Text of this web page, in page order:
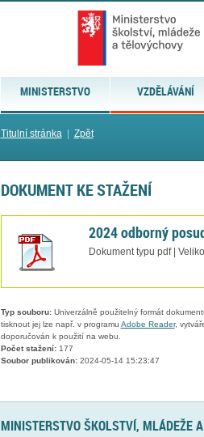
MINISTERSTVO VZDĚLÁVÁNÍ
Titulní stránka| Zpět
DOKUMENT KE STAŽENÍ
2024 odborný
Dokument typu pdf |
Typ souboru:Univerzálně použitelný formát
tisknout jej lze např. v programu Adobe Reader,
doporučován k použití na webu.
Počet stažení:177
Soubor publikován:2024-05-14 15:23:47
MINISTERSTVO ŠKOLSTVÍ, MLÁDEŽE